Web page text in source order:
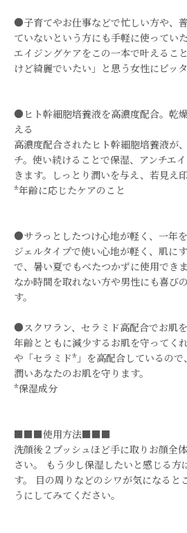
●子育てやお仕事などで忙しい方や、
ていないという方にも手軽に使ってい
エイジングケアをこの一本で叶えるこ
けど綺麗でいたい」と思う女性にピッタ
●ヒト幹細胞培養液を高濃度配合。乾
える
高濃度配合されたヒト幹細胞培養液が
チ。使い続けることで保湿、アンチエ
きます。しっとり潤いを与え、若見え
*年齢に応じたケアのこと
●サラっとしたつけ心地が軽く、一年
ジェルタイプで使い心地が軽く、肌に
で、暑い夏でもべたつかずに使用でき
なか時間を取れない方や男性にも喜び
す。
●スクワラン、セラミド高配合でお肌
年齢とともに減少するお肌を守ってく
や「セラミド*」を高配合しているので
潤いあなたのお肌を守ります。
*保湿成分
■■■使用方法■■■
洗顔後２プッシュほど手に取りお顔全
さい。 もう少し保湿したいと感じる方
す。 目の周りなどのシワが気になると
うにしてみてください。